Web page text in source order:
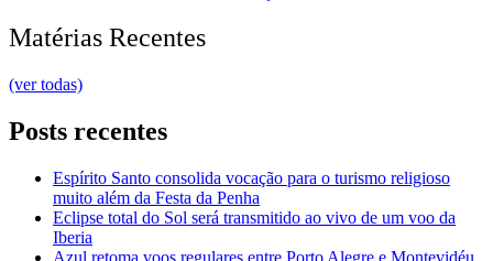
Matérias Recentes
(ver todas)
Posts recentes
Espírito Santo consolida vocação para o turismo religioso
muito além da Festa da Penha
Eclipse total do Sol será transmitido ao vivo de um voo da
Iberia